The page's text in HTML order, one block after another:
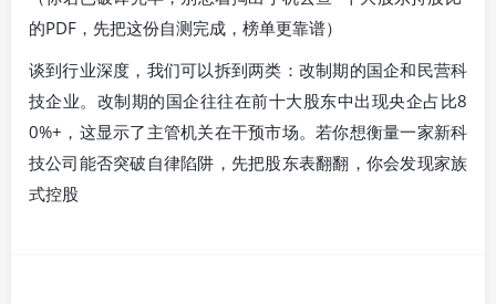
的PDF，先把这份自测完成，榜单更靠谱）
谈到行业深度，我们可以拆到两类：改制期的国企和民营科
技企业。改制期的国企往往在前十大股东中出现央企占比8
0%+，这显示了主管机关在干预市场。若你想衡量一家新科
技公司能否突破自律陷阱，先把股东表翻翻，你会发现家族
式控股